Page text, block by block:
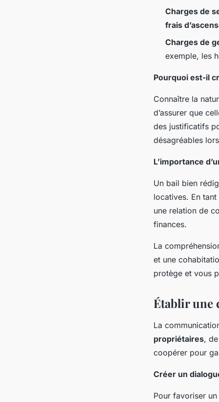
Charges de
frais
Charges de
exemple, les
Pourquoi est-il
Connaître la
d’assurer que
des justificatifs
désagréables
L’importance
Un bail bien
locatives. En
une relation de
finances.
La
et une
protège et vous
Établir une
La
propriétaires, de
coopérer pour
Créer un
Pour favoriser